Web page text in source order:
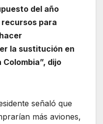
del año
recursos para
la sustitución en
dijo
señaló que
más aviones,